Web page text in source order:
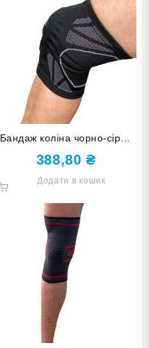
Бандаж коліна чорно-сірий
розмір М ST-2592-М
388,80₴
Додати в кошик